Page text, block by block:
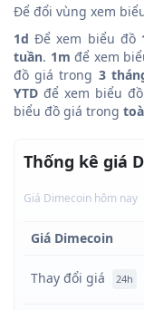
Để đổi vùng xem
1d Để xem biểu đồ
tuần. 1m để xem
đồ giá trong 3
YTD để xem biểu
biểu đồ giá trong
Thống kê giá
Giá Dimecoin hôm nay
Giá Dimecoin
Thay đổi giá 24h